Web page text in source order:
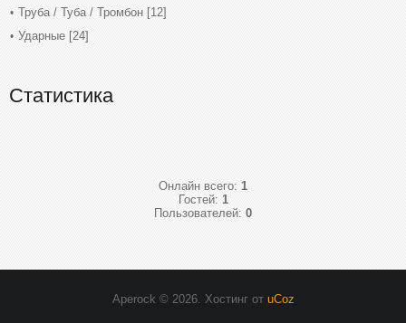
Труба / Туба / Тромбон [12]
Ударные [24]
Статистика
Онлайн всего: 1
Гостей: 1
Пользователей: 0
Aperock © 2026. Хостинг от uCoz